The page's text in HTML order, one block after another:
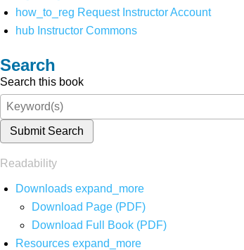
how_to_reg Request Instructor Account
hub Instructor Commons
Search
Search this book
Submit Search
Readability
Downloads expand_more
Download Page (PDF)
Download Full Book (PDF)
Resources expand_more